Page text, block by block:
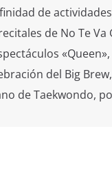
de
de No Te
del Big
de Taekwondo,